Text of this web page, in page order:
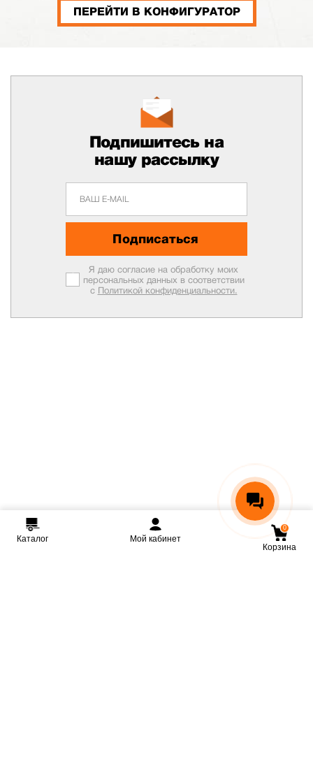
ПЕРЕЙТИ В КОНФИГУРАТОР
Подпишитесь на
нашу рассылку
Подписаться
Я даю согласие на обработку моих
персональных данных в соответствии
с Политикой конфиденциальности.
Каталог Мой кабинет
0
Корзина